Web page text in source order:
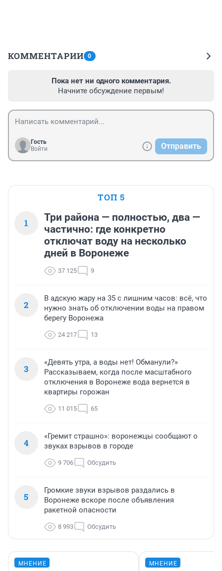
КОММЕНТАРИИ 0
Пока нет ни одного комментария.
Начните обсуждение первым!
Гость
Войти
Отправить
ТОП 5
1
Три района — полностью, два —
частично: где конкретно
отключат воду на несколько
дней в Воронеже
37 125 9
2
В адскую жару на 35 с лишним часов: всё, что
нужно знать об отключении воды на правом
берегу Воронежа
24 217 13
3
«Девять утра, а воды нет! Обманули?»
Рассказываем, когда после масштабного
отключения в Воронеже вода вернется в
квартиры горожан
11 015 65
4
«Гремит страшно»: воронежцы сообщают о
звуках взрывов в городе
9 706 Обсудить
5
Громкие звуки взрывов раздались в
Воронеже вскоре после объявления
ракетной опасности
8 993 Обсудить
МНЕНИЕ МНЕНИЕ